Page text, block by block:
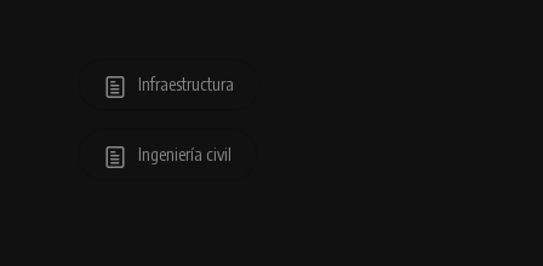
Infraestructura
Ingeniería civil